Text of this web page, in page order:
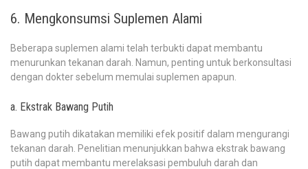
6. Mengkonsumsi Suplemen Alami
Beberapa suplemen alami telah terbukti dapat membantu
menurunkan tekanan darah. Namun, penting untuk berkonsultasi
dengan dokter sebelum memulai suplemen apapun.
a. Ekstrak Bawang Putih
Bawang putih dikatakan memiliki efek positif dalam mengurangi
tekanan darah. Penelitian menunjukkan bahwa ekstrak bawang
putih dapat membantu merelaksasi pembuluh darah dan